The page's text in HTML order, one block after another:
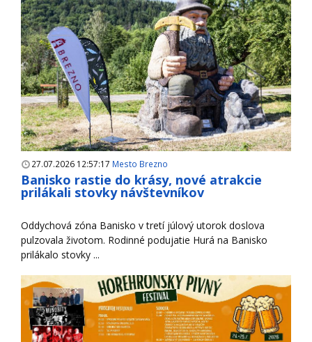
27.07.2026 12:57:17 Mesto Brezno
Banisko rastie do krásy, nové atrakcie
prilákali stovky návštevníkov
Oddychová zóna Banisko v tretí júlový utorok doslova
pulzovala životom. Rodinné podujatie Hurá na Banisko
prilákalo stovky ...